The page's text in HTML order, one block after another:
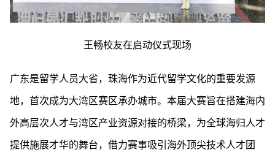
王畅校友在启动仪式现场
广东是留学人员大省，珠海作为近代留学文化的重要发源
地，首次成为大湾区赛区承办城市。本届大赛旨在搭建海内
外高层次人才与湾区产业资源对接的桥梁，为全球海归人才
提供施展才华的舞台，借力赛事吸引海外顶尖技术人才团